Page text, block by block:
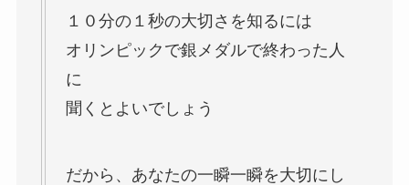
１０分の１秒の大切さを知るには
オリンピックで銀メダルで終わった人
に
聞くとよいでしょう
だから、あなたの一瞬一瞬を大切にし